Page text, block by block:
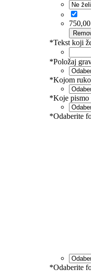
750,00
*Tekst koji
*Položaj
*Kojom
*Koje pismo
*Odaberite
*Odaberite